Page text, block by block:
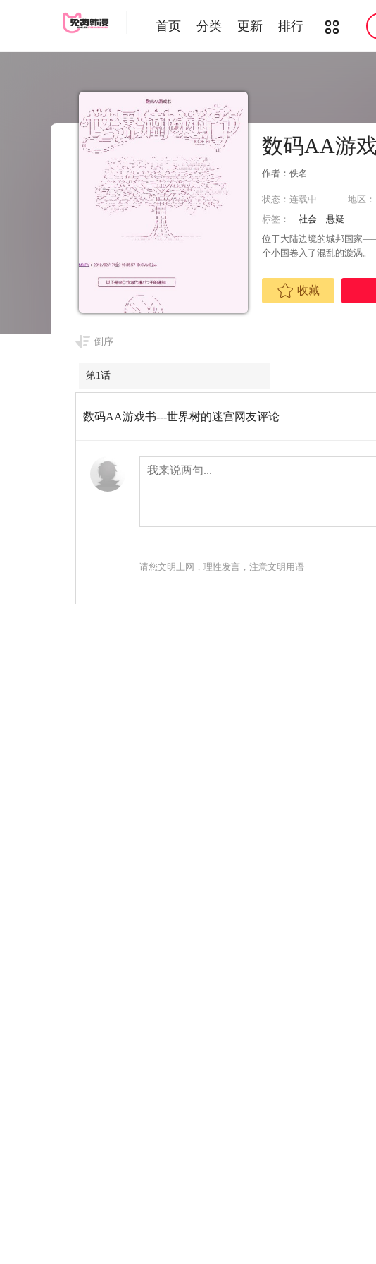
首页 分类 更新 排行
数码AA游
作者：佚名
状态： 连载中 地区：
标签：
社会
悬疑
位于大陆边境的城邦国家
个小国卷入了混乱的漩涡。
收藏
倒序
第1话
数码AA游戏书---世界树的迷宫网友评论
请您文明上网，理性发言，注意文明用语